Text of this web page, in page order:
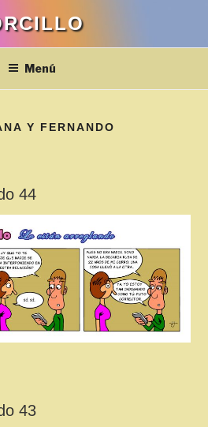
Menú
Y FERNANDO
44
43